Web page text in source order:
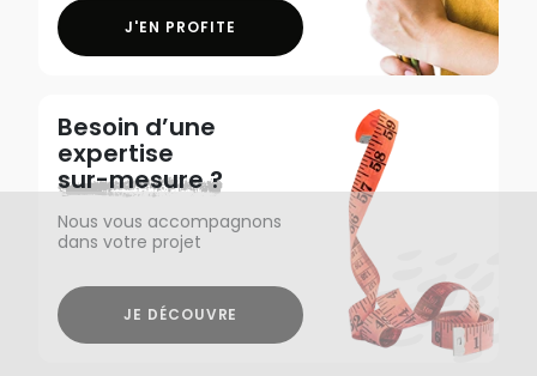
J'EN PROFITE
Besoin d’une
expertise
sur-mesure ?
Nous vous accompagnons
dans votre projet
JE DÉCOUVRE